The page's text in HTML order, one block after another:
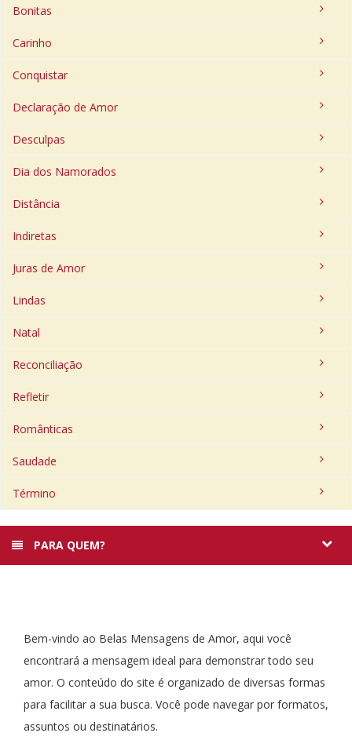
Bonitas
Carinho
Conquistar
Declaração de Amor
Desculpas
Dia dos Namorados
Distância
Indiretas
Juras de Amor
Lindas
Natal
Reconciliação
Refletir
Românticas
Saudade
Término
PARA QUEM?
Bem-vindo ao Belas Mensagens de Amor, aqui você
encontrará a mensagem ideal para demonstrar todo seu
amor. O conteúdo do site é organizado de diversas formas
para facilitar a sua busca. Você pode navegar por formatos,
assuntos ou destinatários.